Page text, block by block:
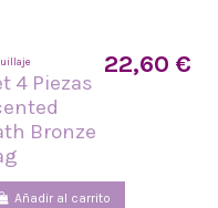
4 Piezas
Bronze
22,60 €
Añadir al carrito